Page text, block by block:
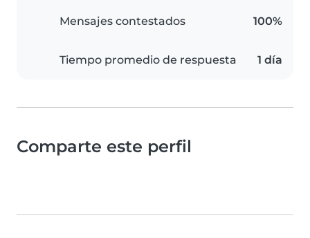
Mensajes contestados 100%
Tiempo promedio de respuesta 1 día
Comparte este perfil